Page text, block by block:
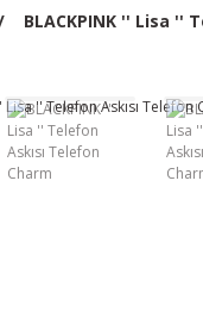
BLACKPINK '' Lisa ''